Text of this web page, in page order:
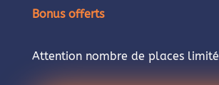
Bonus offerts
Attention nombre de places limité